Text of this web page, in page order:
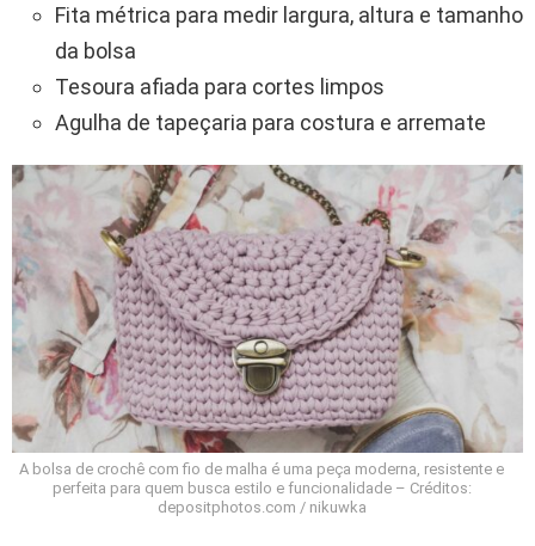
Fita métrica para medir largura, altura e tamanho
da bolsa
Tesoura afiada para cortes limpos
Agulha de tapeçaria para costura e arremate
A bolsa de crochê com fio de malha é uma peça moderna, resistente e
perfeita para quem busca estilo e funcionalidade – Créditos:
depositphotos.com / nikuwka